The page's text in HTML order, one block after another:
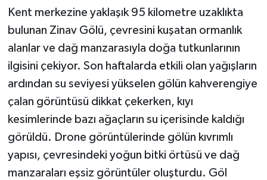
Kent merkezine yaklaşık 95 kilometre uzaklıkta
bulunan Zinav Gölü, çevresini kuşatan ormanlık
alanlar ve dağ manzarasıyla doğa tutkunlarının
ilgisini çekiyor. Son haftalarda etkili olan yağışların
ardından su seviyesi yükselen gölün kahverengiye
çalan görüntüsü dikkat çekerken, kıyı
kesimlerinde bazı ağaçların su içerisinde kaldığı
görüldü. Drone görüntülerinde gölün kıvrımlı
yapısı, çevresindeki yoğun bitki örtüsü ve dağ
manzaraları eşsiz görüntüler oluşturdu. Göl